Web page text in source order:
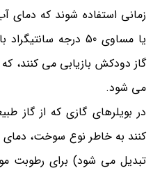
زمانی استفاده شوند که دمای
یا مساوی 50 درجه
گاز دودکش بازیابی می کنند،
می شود.
در بویلرهای گازی که از گاز
کنند به خاطر نوع سوخت،